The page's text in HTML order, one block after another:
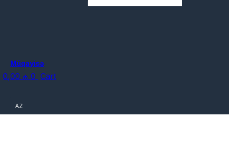
Müqayisə
0,00 ₼ 0 Cart
AZ